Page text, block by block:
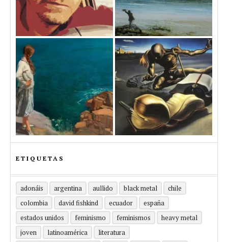
ETIQUETAS
adonáis argentina aullido black metal
chile
colombia
david fishkind ecuador
españa
estados unidos
feminismo feminismos
heavy metal
joven
latinoamérica
literatura